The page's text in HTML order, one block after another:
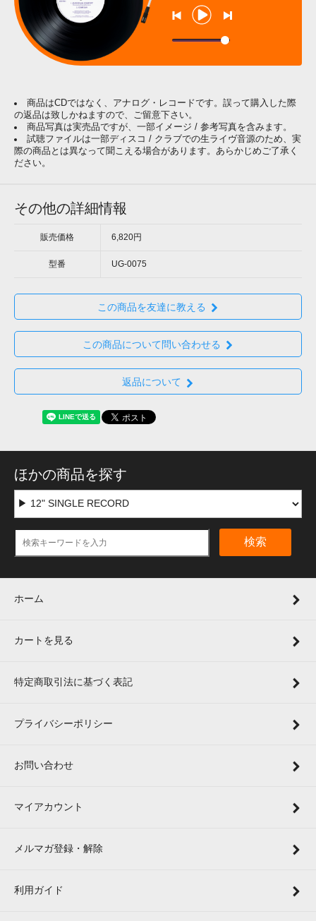
商品はCDではなく、アナログ・レコードです。誤って購入した際
の返品は致しかねますので、ご留意下さい。
商品写真は実売品ですが、一部イメージ / 参考写真を含みます。
試聴ファイルは一部ディスコ / クラブでの生ライヴ音源のため、実
際の商品とは異なって聞こえる場合があります。あらかじめご了承く
ださい。
その他の詳細情報
販売価格 6,820円
型番 UG-0075
この商品を友達に教える
この商品について問い合わせる
返品について
ほかの商品を探す
検索
ホーム
カートを見る
特定商取引法に基づく表記
プライバシーポリシー
お問い合わせ
マイアカウント
メルマガ登録・解除
利用ガイド